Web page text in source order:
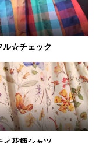
ル☆チェック